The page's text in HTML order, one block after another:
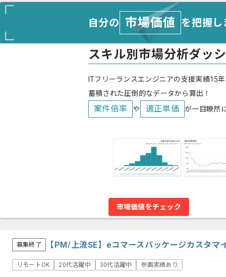
自分の 市場価値 を把握
スキル別市場分析ダッ
ITフリーランスエンジニアの支援実績15
蓄積された圧倒的なデータから算出！
案件倍率 や 適正単価 が一目瞭然
市場価値をチェック
募集終了 【PM/上流SE】eコマースパッケージカスタ
リモートOK 20代活躍中 30代活躍中 参画実績あり